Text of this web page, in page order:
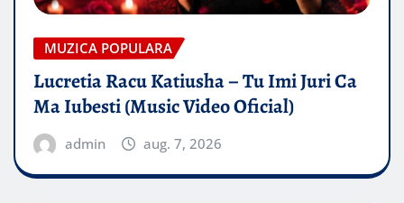
MUZICA POPULARA
Lucretia Racu Katiusha – Tu Imi Juri Ca
Ma Iubesti (Music Video Oficial)
admin aug. 7, 2026